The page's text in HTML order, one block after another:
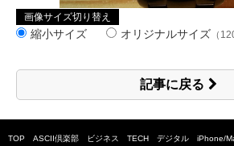
画像サイズ切り替え
縮小サイズ オリジナルサイズ （
記事に戻る
TOP ASCII倶楽部 ビジネス TECH デジタル iPhone/